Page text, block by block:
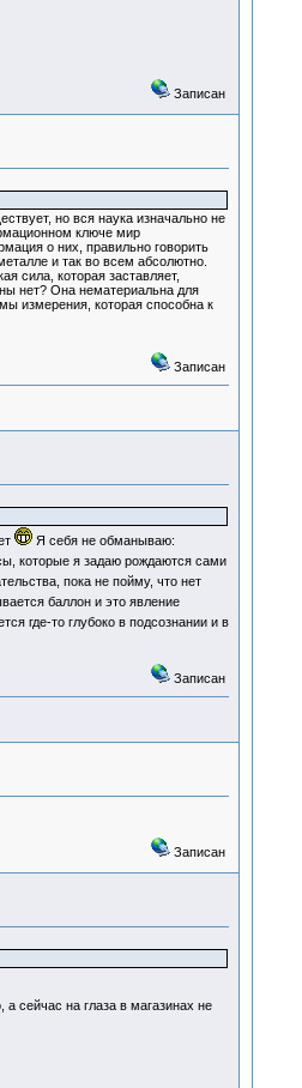
Записан
но вся наука изначально не
ключе мир
о них, правильно говорить
и так во всем абсолютно.
сила, которая заставляет,
нет? Она нематериальна для
измерения, которая способна к
Записан
Я себя не обманываю:
которые я задаю рождаются сами
пока не пойму, что нет
баллон и это явление
где-то глубоко в подсознании и в
Записан
Записан
сейчас на глаза в магазинах не